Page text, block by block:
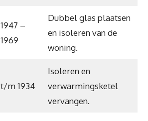
1947 –
1969
Dubbel glas plaatsen
en isoleren van de
woning.
t/m 1934
Isoleren en
verwarmingsketel
vervangen.